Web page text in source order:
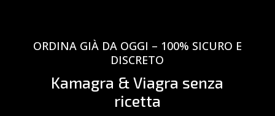
ORDINA GIÀ DA OGGI – 100% SICURO E
DISCRETO
Kamagra & Viagra senza
ricetta